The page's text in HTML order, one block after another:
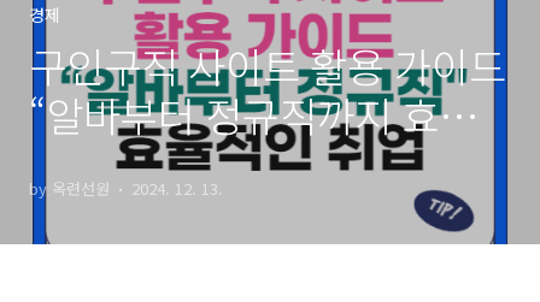
경제
구인구직 사이트 활용 가이드
“알바부터 정규직까지 효율
적인 취업”
by 옥련선원 2024. 12. 13.